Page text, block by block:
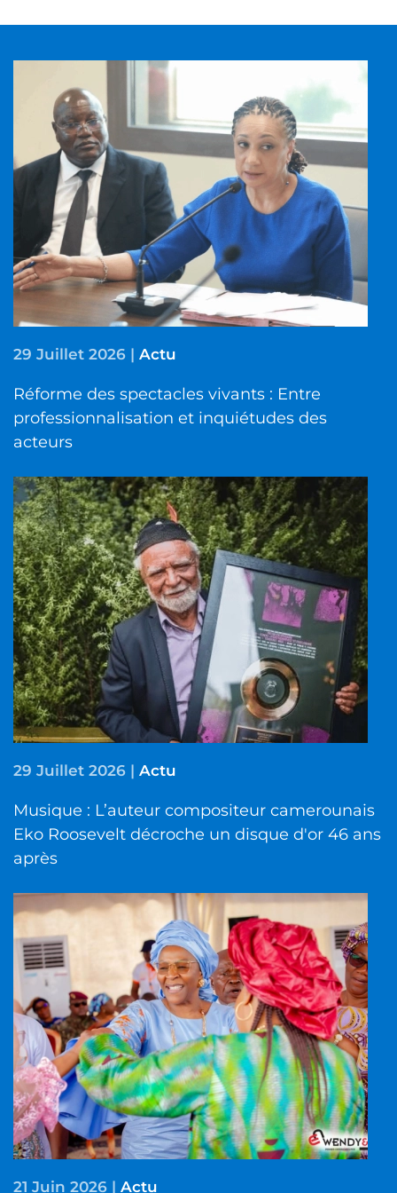
29 Juillet 2026 | Actu
Réforme des spectacles vivants : Entre
professionnalisation et inquiétudes des
acteurs
29 Juillet 2026 | Actu
Musique : L’auteur compositeur camerounais
Eko Roosevelt décroche un disque d'or 46 ans
après
21 Juin 2026 | Actu